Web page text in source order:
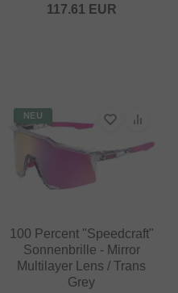
117.61 EUR
NEU
100 Percent "Speedcraft"
Sonnenbrille - Mirror
Multilayer Lens / Trans
Grey